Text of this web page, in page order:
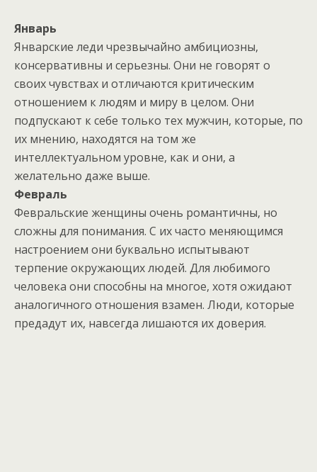
Январь
Январские леди чрезвычайно амбициозны,
консервативны и серьезны. Они не говорят о
своих чувствах и отличаются критическим
отношением к людям и миру в целом. Они
подпускают к себе только тех мужчин, которые, по
их мнению, находятся на том же
интеллектуальном уровне, как и они, а
желательно даже выше.
Февраль
Февральские женщины очень романтичны, но
сложны для понимания. С их часто меняющимся
настроением они буквально испытывают
терпение окружающих людей. Для любимого
человека они способны на многое, хотя ожидают
аналогичного отношения взамен. Люди, которые
предадут их, навсегда лишаются их доверия.